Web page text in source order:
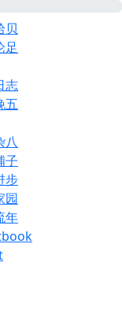
贝
足
志
五
八
子
步
园
年